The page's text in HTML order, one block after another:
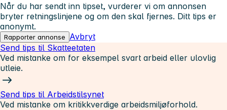
Når du har sendt inn tipset, vurderer vi om annonsen
bryter retningslinjene og om den skal fjernes. Ditt tips er
anonymt.
Rapporter annonse
Avbryt
Send tips til Skatteetaten
Ved mistanke om for eksempel svart arbeid eller ulovlig
utleie.
Send tips til Arbeidstilsynet
Ved mistanke om kritikkverdige arbeidsmiljøforhold.